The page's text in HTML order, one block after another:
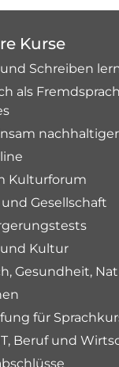
Kurse
Schreiben
als
nachhaltiger
Kulturforum
Gesellschaft
Kultur
Gesundheit,
für
Beruf und